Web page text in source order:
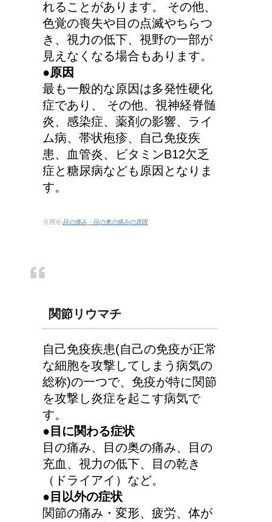
れることがあります。 その他、
色覚の喪失や目の点滅やちらつ
き、視力の低下、視野の一部が
見えなくなる場合もあります。
●原因
最も一般的な原因は多発性硬化
症であり、 その他、視神経脊髄
炎、感染症、薬剤の影響、ライ
ム病、帯状疱疹、自己免疫疾
患、血管炎、ビタミンB12欠乏
症と糖尿病なども原因となりま
す。
引用元-目の痛み・目の奥の痛みの原因
関節リウマチ
自己免疫疾患(自己の免疫が正常
な細胞を攻撃してしまう病気の
総称)の一つで、免疫が特に関節
を攻撃し炎症を起こす病気で
す。
●目に関わる症状
目の痛み、目の奥の痛み、目の
充血、視力の低下、目の乾き
（ドライアイ）など。
●目以外の症状
関節の痛み・変形、疲労、体が